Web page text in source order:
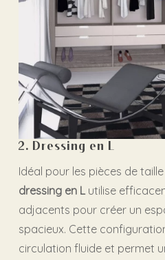
2. Dressing en L
Idéal pour les pièces de
dressing en Lutilise
adjacents pour créer un
spacieux. Cette
circulation fluide et permet